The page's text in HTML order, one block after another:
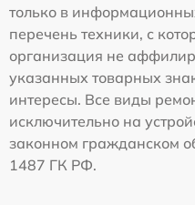
только в
перечень техники, с
организация не
указанных товарных
интересы. Все виды
исключительно на
законном гражданском
1487 ГК РФ.